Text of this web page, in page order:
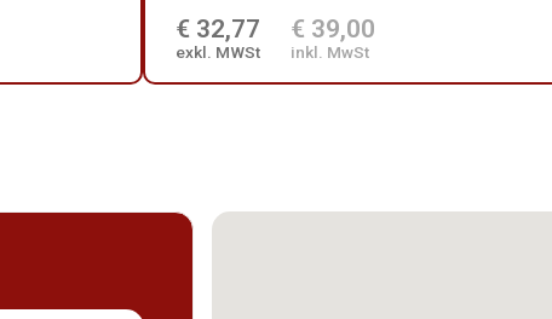
€ 32,77
exkl. MWSt
€ 39,00
inkl. MwSt